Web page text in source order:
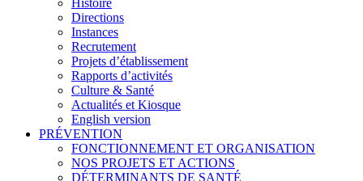
Histoire
Directions
Instances
Recrutement
Projets d’établissement
Rapports d’activités
Culture & Santé
Actualités et Kiosque
English version
PRÉVENTION
FONCTIONNEMENT ET ORGANISATION
NOS PROJETS ET ACTIONS
DÉTERMINANTS DE SANTÉ